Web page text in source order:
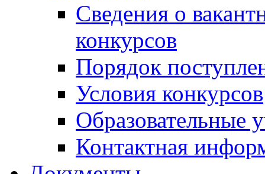
Сведения о
конкурсов
Порядок
Условия конкурсов
Образовательные
Контактная